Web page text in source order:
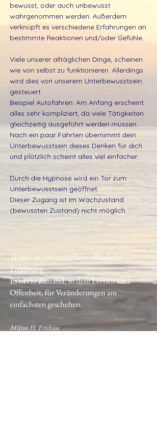
bewusst, oder auch unbewusst
wahrgenommen werden. Außerdem
verknüpft es verschiedene Erfahrungen an
bestimmte Reaktionen und/oder Gefühle.
Viele unserer alltäglichen Dinge, scheinen
wie von selbst zu funktionieren. Allerdings
wird dies von unserem Unterbewusstsein
gesteuert.
Beispiel Autofahren: Am Anfang erscheint
alles sehr kompliziert, da viele Tätigkeiten
gleichzeitig ausgeführt werden müssen.
Nach ein paar Fahrten übernimmt dein
Unterbewusstsein dieses Denken für dich
und plötzlich scheint alles viel einfacher.
Durch die Hypnose wird ein Tor zum
Unterbewusstsein geöffnet.
Dieser Zugang ist im Wachzustand
(bewussten Zustand) nicht möglich.
Trance ist eine natürliche alltägliche
Erfahrung.
Es ist ein Zustand, in dem Lernen und
Offenheit, für Veränderungen am
einfachsten geschehen.
Milton H. Erickson